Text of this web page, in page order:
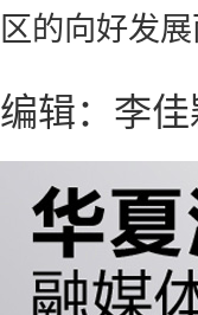
区的向好发展
编辑：李佳